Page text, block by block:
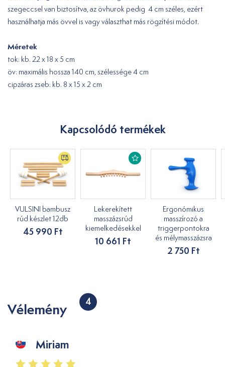
szegeccsel van biztosítva, az övhurok pedig 4 cm széles, ezért
használhatja más övvel is vagy választhat más rögzítési módot.
Méretek
tok: kb. 22 x 18 x 5 cm
öv: maximális hossza 140 cm, szélessége 4 cm
cipzáras zseb: kb. 8 x 15 x 2 cm
Kapcsolódó termékek
VULSINI bambusz
rúd készlet 12db
45 990 Ft
Lekerekített
masszázsrúd
kiemelkedésekkel
10 661 Ft
Ergonómikus
masszírozó a
triggerpontokra
és mélymasszázsra
2 750 Ft
Vélemény 4
Miriam